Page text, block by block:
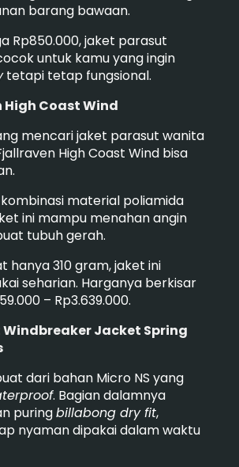
barang bawaan.
Rp850.000, jaket parasut
untuk kamu yang ingin
tetapi tetap fungsional.
High Coast Wind
mencari jaket parasut wanita
High Coast Wind bisa
material poliamida
ini mampu menahan angin
tubuh gerah.
hanya 310 gram, jaket ini
seharian. Harganya berkisar
– Rp3.639.000.
Windbreaker Jacket Spring
dari bahan Micro NS yang
. Bagian dalamnya
puringbillabong dry fit,
nyaman dipakai dalam waktu